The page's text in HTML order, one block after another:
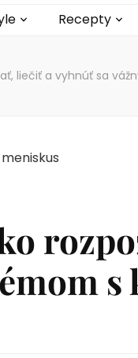
Recepty
liečiť a vyhnúť sa
s